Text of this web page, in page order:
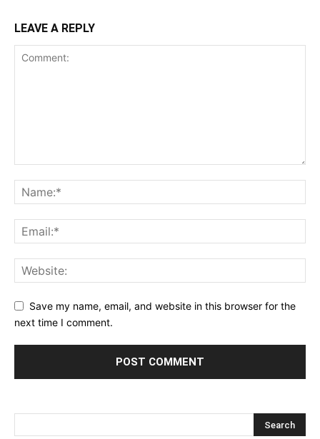
LEAVE A REPLY
Save my name, email, and website in this browser for the
next time I comment.